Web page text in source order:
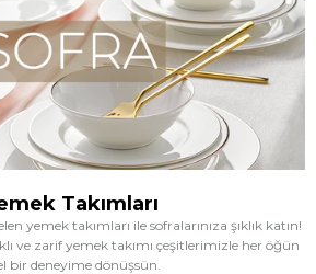
Takımları
yemek takımları ile sofralarınıza şıklık katın!
ve zarif yemek takımı çeşitlerimizle her öğün
bir deneyime dönüşsün.